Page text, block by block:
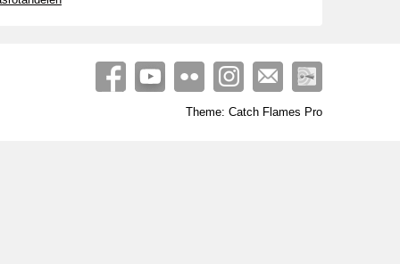
Theme: Catch Flames Pro